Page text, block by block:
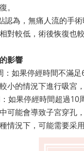
。
認為，無痛人流的手
對較低，術後恢復也
影響
：如果停經時間不滿
小的情況下進行吸宮
如果停經時間超過
可能會導致子宮穿孔
情況下，可能需要采